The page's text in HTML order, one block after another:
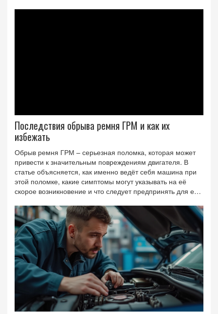
Последствия обрыва ремня ГРМ и как их
избежать
Обрыв ремня ГРМ – серьезная поломка, которая может
привести к значительным повреждениям двигателя. В
статье объясняется, как именно ведёт себя машина при
этой поломке, какие симптомы могут указывать на её
скорое возникновение и что следует предпринять для её
варианты восстановления после обрыва ремня и советы
по своевременной замене деталей. Важность
правильного ухода за ремнем ГРМ подчеркивается через
примеры и практические советы.